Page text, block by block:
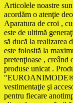
Articolele noastre
acordăm o atenţie
Aparatura de croi ,
este de ultimă
să ducă la realizarea
este folosită la
pretenţioase , creând
produse unicat .
vestimentaţie şi
pentru fiecare